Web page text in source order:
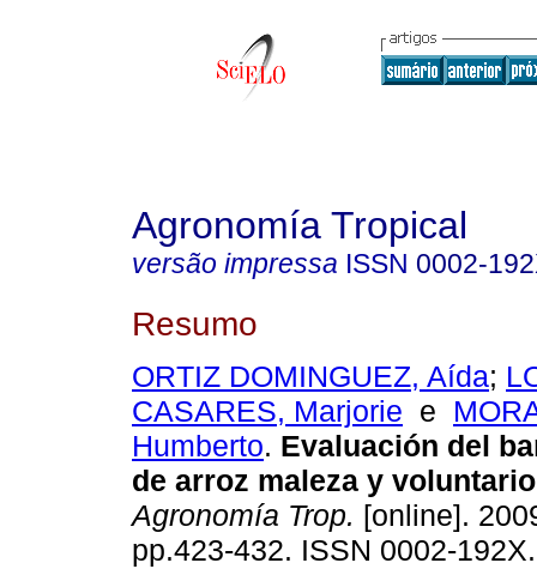
Agronomía Tropical
versão impressa ISSN 0002-
Resumo
ORTIZ DOMINGUEZ, Aída;
CASARES, Marjorie e
Humberto. Evaluación del
de arroz maleza y
Agronomía Trop. [online].
pp.423-432. ISSN 0002-192X.